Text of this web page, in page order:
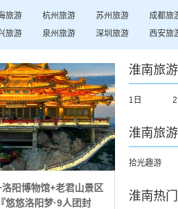
旅游 杭州旅游 苏州旅游 成都旅
旅游 泉州旅游 深圳 旅游 西安旅
阳博物馆+老君山景区
悠悠洛阳梦·9人团封
淮南旅
1日
淮南旅
拾光趣游
淮南热